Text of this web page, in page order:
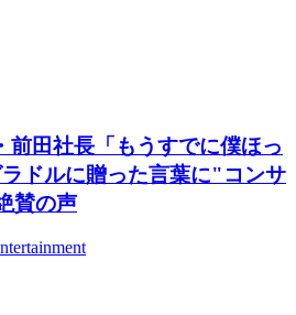
前田社長「もうすでに僕ほっ
ドルに贈った言葉に"コンサ
賛の声